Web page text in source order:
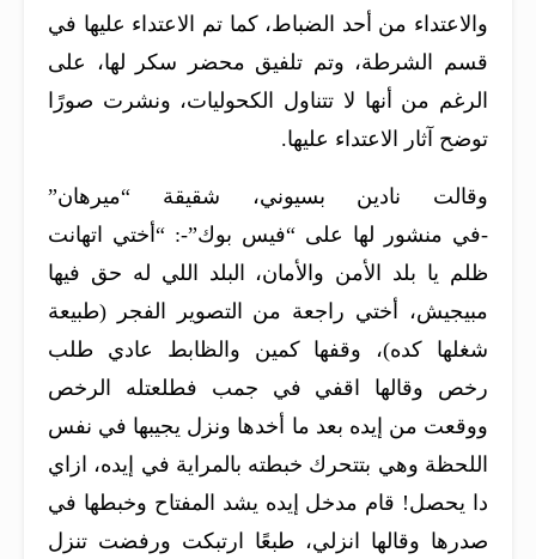
والاعتداء من أحد الضباط، كما تم الاعتداء عليها في
قسم الشرطة، وتم تلفيق محضر سكر لها، على
الرغم من أنها لا تتناول الكحوليات، ونشرت صورًا
توضح آثار الاعتداء عليها.
وقالت نادين بسيوني، شقيقة “ميرهان”
-في منشور لها على “فيس بوك”-: “أختي اتهانت
ظلم يا بلد الأمن والأمان، البلد اللي له حق فيها
مبيجيش، أختي راجعة من التصوير الفجر (طبيعة
شغلها كده)، وقفها كمين والظابط عادي طلب
رخص وقالها اقفي في جمب فطلعتله الرخص
ووقعت من إيده بعد ما أخدها ونزل يجيبها في نفس
اللحظة وهي بتتحرك خبطته بالمراية في إيده، ازاي
دا يحصل! قام مدخل إيده يشد المفتاح وخبطها في
صدرها وقالها انزلي، طبعًا ارتبكت ورفضت تنزل